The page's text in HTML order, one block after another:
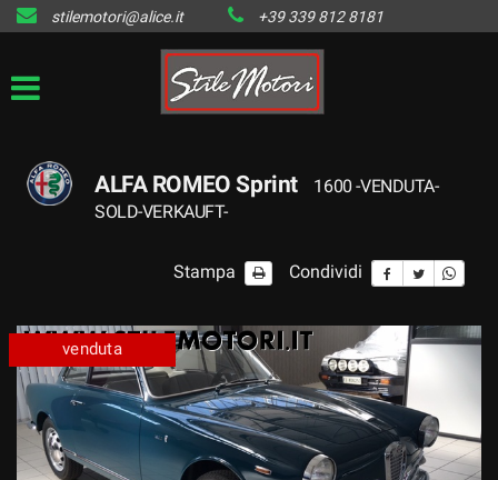
HOME
LISTA VEICOLI DISPONIBILI
IL VENDUTO
stilemotori@alice.it +39 339 812 8181
ALFA ROMEO Sprint
1600 -VENDUTA-
SOLD-VERKAUFT-
Stampa Condividi
venduta venduta